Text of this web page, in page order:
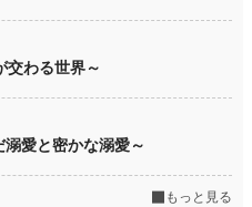
交わる世界～
愛と密かな溺愛～
もっと見る